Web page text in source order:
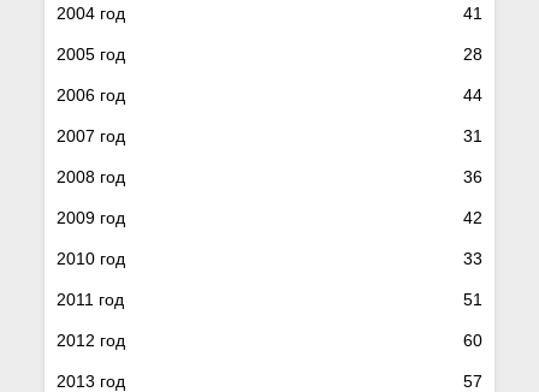
2004 год 41
2005 год 28
2006 год 44
2007 год 31
2008 год 36
2009 год 42
2010 год 33
2011 год 51
2012 год 60
2013 год 57